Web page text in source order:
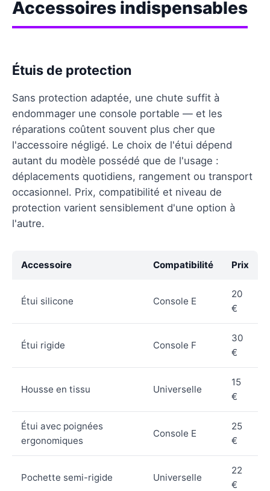
Accessoires indispensables
Étuis de protection
Sans protection adaptée, une chute suffit à
endommager une console portable — et les
réparations coûtent souvent plus cher que
l'accessoire négligé. Le choix de l'étui dépend
autant du modèle possédé que de l'usage :
déplacements quotidiens, rangement ou transport
occasionnel. Prix, compatibilité et niveau de
protection varient sensiblement d'une option à
l'autre.
Accessoire Compatibilité Prix
Étui silicone Console E
20
€
Étui rigide Console F
30
€
Housse en tissu Universelle
15
€
Étui avec poignées
ergonomiques
Console E
25
€
Pochette semi-rigide Universelle
22
€